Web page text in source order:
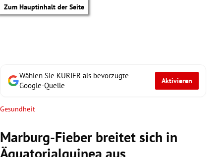
Zum Hauptinhalt der Seite
Wählen Sie KURIER als bevorzugte
Google-Quelle
Aktivieren
Gesundheit
Marburg-Fieber breitet sich in
Äquatorialguinea aus